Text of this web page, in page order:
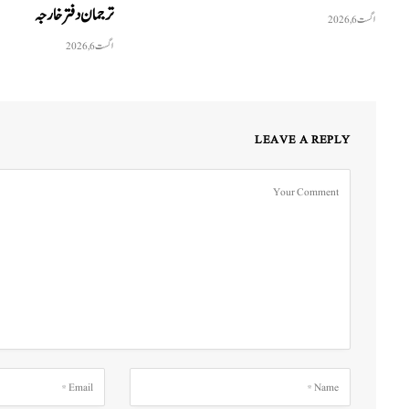
اگست 6, 2026
ترجمان دفتر خارجہ
اگست 6, 2026
LEAVE A REPLY